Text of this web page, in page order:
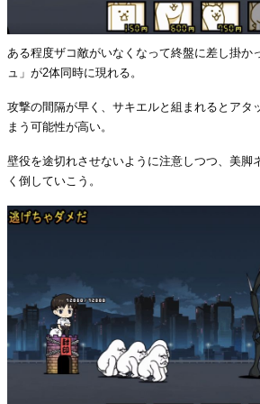
ある程度ザコ敵がいなくなって終盤に差し掛か
ュ」が2体同時に現れる。
攻撃の間隔が早く、サキエルと組まれるとアタ
まう可能性が高い。
壁役を途切れさせないように注意しつつ、美脚
く倒していこう。